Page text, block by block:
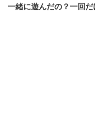
一緒に遊んだの？一回だ